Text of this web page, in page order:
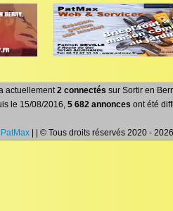
actuellement2 connectés sur Sortir en
le 15/08/2016, 5 682 annonces ont été
PatMax | | © Tous droits réservés 2020 -